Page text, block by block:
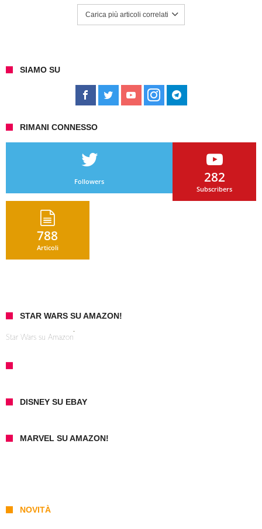
Carica più articoli correlati
SIAMO SU
RIMANI CONNESSO
Followers 282
Subscribers
788
Articoli
STAR WARS SU AMAZON!
Star Wars su Amazon
DISNEY SU EBAY
MARVEL SU AMAZON!
NOVITÀ